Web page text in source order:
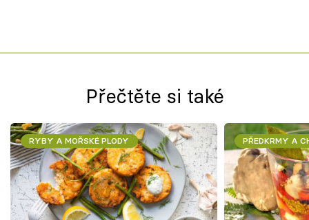
Přečtěte si také
RYBY A MOŘSKÉ PLODY PŘEDKRMY A